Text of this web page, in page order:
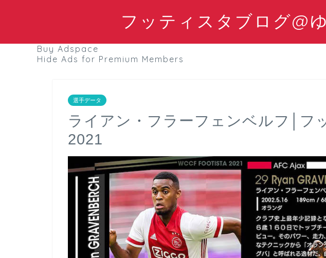
フッティスタブログ@
Buy Adspace
Hide Ads for Premium Members
選手データ
ライアン・フラーフェンベルフ│フ
2021